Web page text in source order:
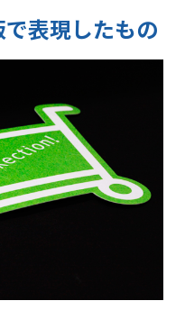
表現したもの